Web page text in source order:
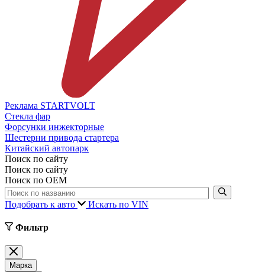
Реклама STARTVOLT
Стекла фар
Форсунки инжекторные
Шестерни привода стартера
Китайский автопарк
Поиск по сайту
Поиск по сайту
Поиск по ОЕМ
Подобрать к авто Искать по VIN
Фильтр
Марка